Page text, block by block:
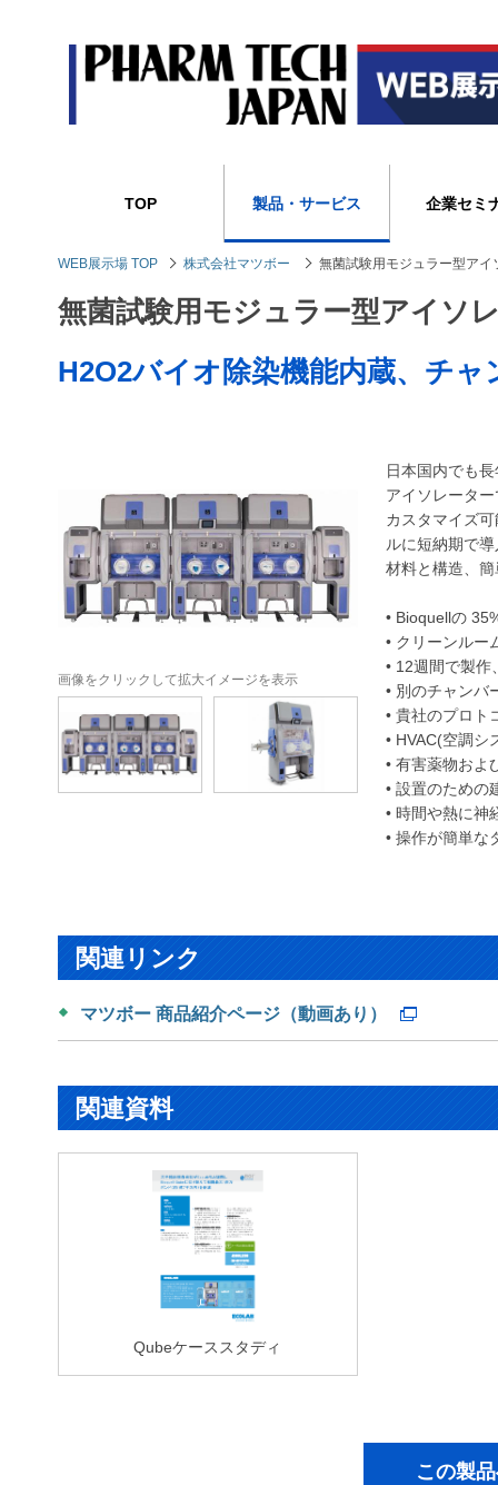
TOP 製品・サービス 企業セミ
WEB展示場 TOP 株式会社マツボー 無菌試験用モジュラー型ア
無菌試験用モジュラー型アイソ
H2O2バイオ除染機能内蔵、チ
画像をクリックして拡大イメージを表示
日本国内でも
アイソレータ
カスタマイズ
ルに短納期で
材料と構造、
• Bioquellの
• クリーンルー
• 12週間で製
• 別のチャンバ
• 貴社のプロト
• HVAC(空調
• 有害薬物およ
• 設置のための
• 時間や熱に神
• 操作が簡単な
関連リンク
マツボー 商品紹介ページ（動画あり）
関連資料
Qubeケーススタディ
この製